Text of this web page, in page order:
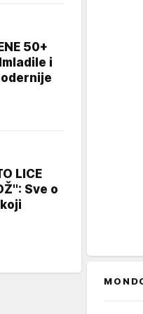
50+
i
LICE
Sve o